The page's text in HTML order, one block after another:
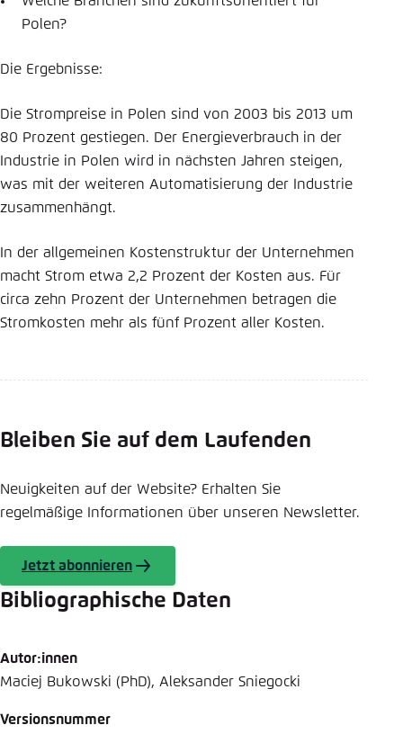
Polen?
Die Ergebnisse:
Die Strompreise in Polen sind von 2003 bis 2013 um
80 Prozent gestiegen. Der Energieverbrauch in der
Industrie in Polen wird in nächsten Jahren steigen,
was mit der weiteren Automatisierung der Industrie
zusammenhängt.
In der allgemeinen Kostenstruktur der Unternehmen
macht Strom etwa 2,2 Prozent der Kosten aus. Für
circa zehn Prozent der Unternehmen betragen die
Stromkosten mehr als fünf Prozent aller Kosten.
Bleiben Sie auf dem Laufenden
Neuigkeiten auf der Website? Erhalten Sie
regelmäßige Informationen über unseren Newsletter.
Jetzt abonnieren
Bibliographische Daten
Autor:innen
Maciej Bukowski (PhD), Aleksander Sniegocki
Versionsnummer